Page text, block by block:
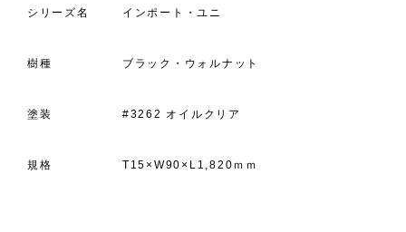
シリーズ名 インポート・ユニ
樹種 ブラック・ウォルナット
塗装 #3262 オイルクリア
規格 T15×W90×L1,820ｍｍ